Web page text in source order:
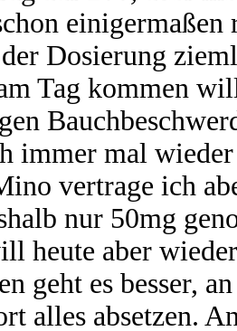
Dosierung
Tag kommen
immer mal
vertrage ich
nur 50mg
heute aber
geht es besser,
alles absetzen.